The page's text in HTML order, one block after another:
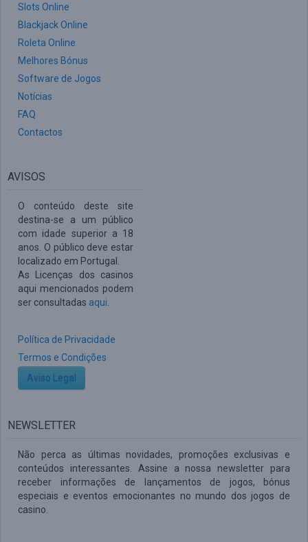
Slots Online
Blackjack Online
Roleta Online
Melhores Bónus
Software de Jogos
Notícias
FAQ
Contactos
AVISOS
O conteúdo deste site
destina-se a um público
com idade superior a 18
anos. O público deve estar
localizado em Portugal.
As Licenças dos casinos
aqui mencionados podem
ser consultadas aqui
Política de Privacidade
Termos e Condições
Aviso Legal
NEWSLETTER
Não perca as últimas novidades, promoções exclusivas e
conteúdos interessantes. Assine a nossa newsletter para
receber informações de lançamentos de jogos, bónus
especiais e eventos emocionantes no mundo dos jogos de
casino.